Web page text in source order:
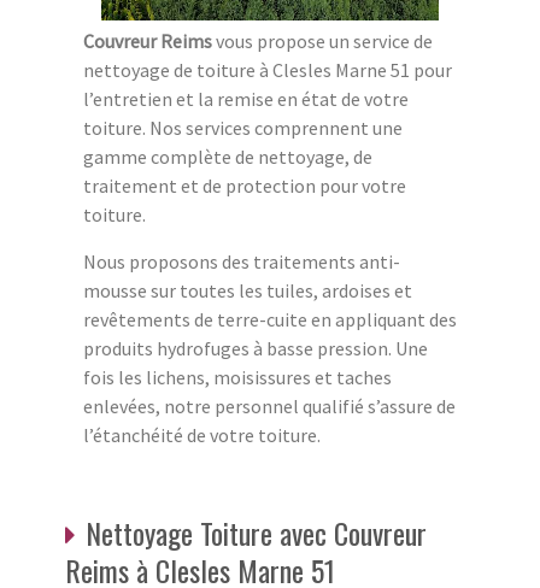
Couvreur Reimsvous propose un service de
nettoyage de toiture à Clesles Marne 51 pour
l’entretien et la remise en état de votre
toiture. Nos services comprennent une
gamme complète de nettoyage, de
traitement et de protection pour votre
toiture.
Nous proposons des traitements anti-
mousse sur toutes les tuiles, ardoises et
revêtements de terre-cuite en appliquant des
produits hydrofuges à basse pression. Une
fois les lichens, moisissures et taches
enlevées, notre personnel qualifié s’assure de
l’étanchéité de votre toiture.
Nettoyage Toiture avec Couvreur
Reims à Clesles Marne 51